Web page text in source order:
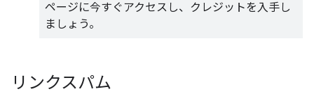
ページに今すぐアクセスし、クレジットを入手し
ましょう。
リンクスパム